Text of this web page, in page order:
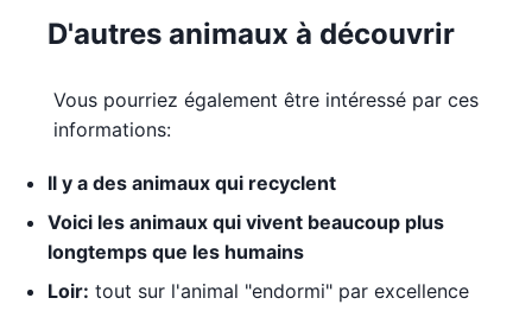
D'autres animaux à découvrir
Vous pourriez également être intéressé par ces
informations:
Il y a des animaux qui recyclent
Voici les animaux qui vivent beaucoup plus
longtemps que les humains
Loir: tout sur l'animal "endormi" par excellence